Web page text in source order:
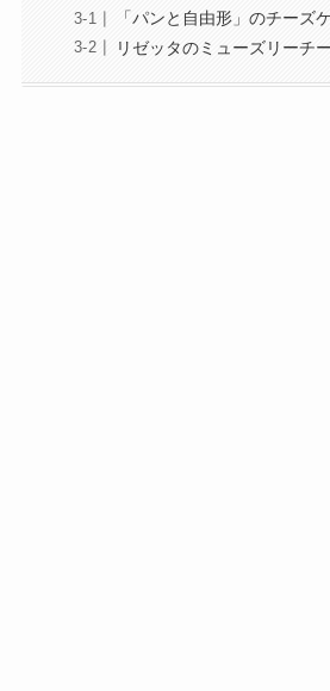
「パンと自由形」のチーズ
リゼッタのミューズリーチ